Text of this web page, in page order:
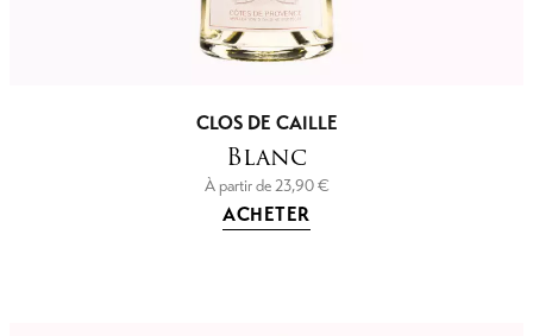
CLOS DE CAILLE
Blanc
À partir de23,90€
ACHETER